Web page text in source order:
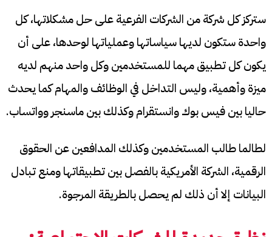
ستركز كل شركة من الشركات الفرعية على حل مشكلاتها، كل
واحدة ستكون لديها سياساتها وعملياتها لوحدها، على أن
يكون كل تطبيق مهما للمستخدمين وكل واحد منهم لديه
ميزة وأهمية، وليس التداخل في الوظائف والمهام كما يحدث
حاليا بين فيس بوك وانستقرام وكذلك بين ماسنجر وواتساب.
لطالما طالب المستخدمين وكذلك المدافعين عن الحقوق
الرقمية، الشركة الأمريكية بالفصل بين تطبيقاتها ومنع تبادل
البيانات إلا أن ذلك لم يحصل بالطريقة المرجوة.